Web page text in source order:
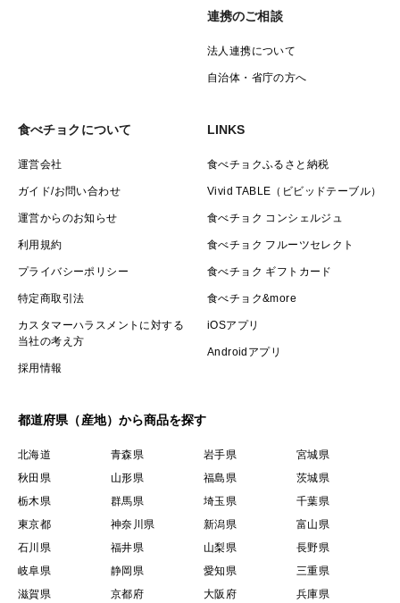
連携のご相談
法人連携について
自治体・省庁の方へ
食べチョクについて
運営会社
ガイド/お問い合わせ
運営からのお知らせ
利用規約
プライバシーポリシー
特定商取引法
カスタマーハラスメントに対する
当社の考え方
採用情報
LINKS
食べチョクふるさと納税
Vivid TABLE（ビビッドテーブル）
食べチョク コンシェルジュ
食べチョク フルーツセレクト
食べチョク ギフトカード
食べチョク&more
iOSアプリ
Androidアプリ
都道府県（産地）から商品を探す
北海道 青森県 岩手県
宮城県
秋田県
山形県 福島県
茨城県
栃木県
群馬県 埼玉県
千葉県
東京都
神奈川県 新潟県
富山県
石川県
福井県 山梨県
長野県
岐阜県
静岡県 愛知県
三重県
滋賀県
京都府 大阪府 兵庫県